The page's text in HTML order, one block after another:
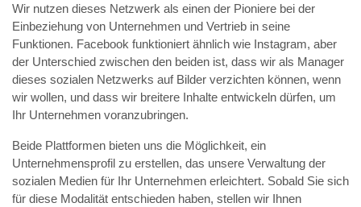
Wir nutzen dieses Netzwerk als einen der Pioniere bei der
Einbeziehung von Unternehmen und Vertrieb in seine
Funktionen. Facebook funktioniert ähnlich wie Instagram, aber
der Unterschied zwischen den beiden ist, dass wir als Manager
dieses sozialen Netzwerks auf Bilder verzichten können, wenn
wir wollen, und dass wir breitere Inhalte entwickeln dürfen, um
Ihr Unternehmen voranzubringen.
Beide Plattformen bieten uns die Möglichkeit, ein
Unternehmensprofil zu erstellen, das unsere Verwaltung der
sozialen Medien für Ihr Unternehmen erleichtert. Sobald Sie sich
für diese Modalität entschieden haben, stellen wir Ihnen